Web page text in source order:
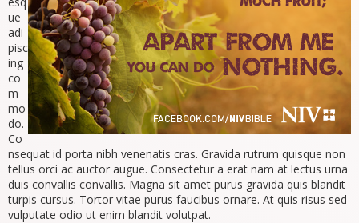
ue
adi
pisc
ing
co
m
mo
do.
Co
nsequat id porta nibh venenatis cras. Gravida rutrum quisque non
tellus orci ac auctor augue. Consectetur a erat nam at lectus urna
duis convallis convallis. Magna sit amet purus gravida quis blandit
turpis cursus. Tortor vitae purus faucibus ornare. At quis risus sed
vulputate odio ut enim blandit volutpat.